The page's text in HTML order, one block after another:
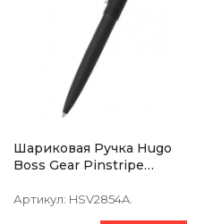
Шариковая Ручка Hugo
Boss Gear Pinstripe
Артикул: HSV2854A.